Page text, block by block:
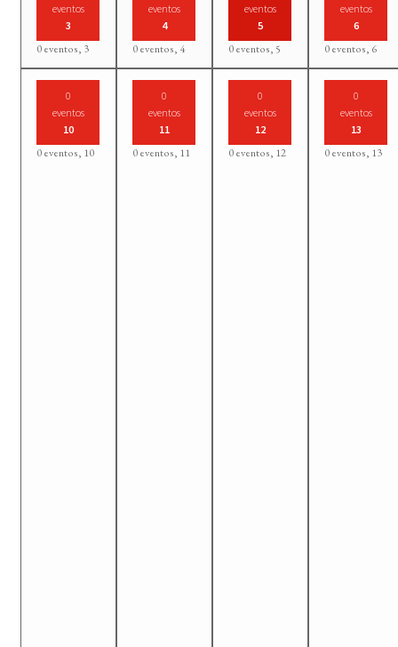
eventos
3
0 eventos, 3
eventos
4
0 eventos, 4
eventos
5
0 eventos,5
eventos
6
0 eventos, 6
0
eventos
10
0 eventos, 10
0
eventos
11
0 eventos, 11
0
eventos
12
0 eventos, 12
0
eventos
13
0 eventos, 13